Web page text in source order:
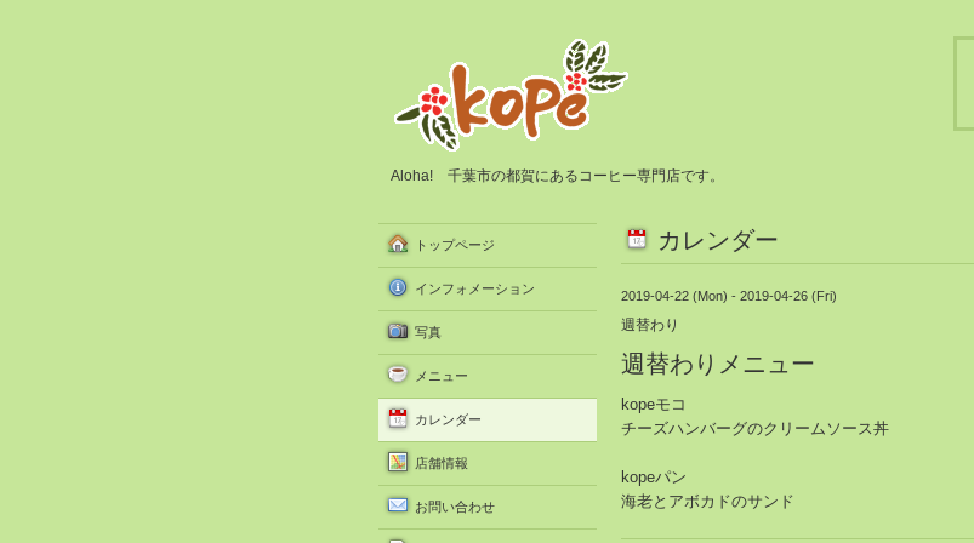
Aloha! 千葉市の都賀にあるコーヒー専門店です。
カレンダー
2019-04-22 (Mon) - 2019-04-26 (Fri)
週替わり
週替わりメニュー
kopeモコ
チーズハンバーグのクリームソース丼
kopeパン
海老とアボカドのサンド
トップページ
インフォメーション
写真
メニュー
カレンダー
店舗情報
お問い合わせ